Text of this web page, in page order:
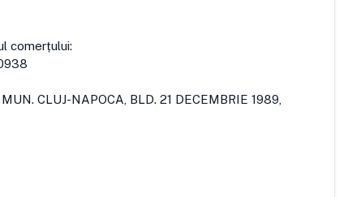
comerțului:
MUN. CLUJ-NAPOCA, BLD. 21 DECEMBRIE 1989,